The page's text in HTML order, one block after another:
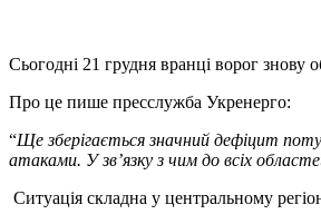
Сьогодні 21 грудня вранці ворог знову
Про це пише пресслужба Укренерго:
“Ще зберігається значний дефіцит
атаками. У зв’язку з чим до всіх
Ситуація складна у центральному